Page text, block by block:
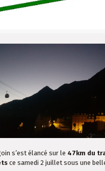
s’est élancé sur le 47km du
ce samedi 2 juillet sous une